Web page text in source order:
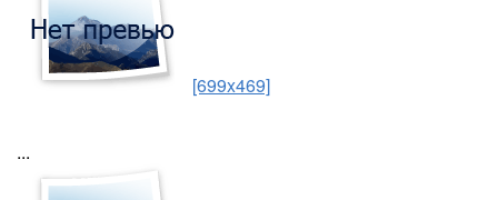
[699x469]
...